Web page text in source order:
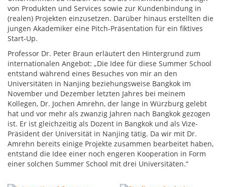
von Produkten und Services sowie zur Kundenbindung in
(realen) Projekten einzusetzen. Darüber hinaus erstellten die
jungen Akademiker eine Pitch-Präsentation für ein fiktives
Start-Up.
Professor Dr. Peter Braun erläutert den Hintergrund zum
internationalen Angebot: „Die Idee für diese Summer School
entstand während eines Besuches von mir an den
Universitäten in Nanjing beziehungsweise Bangkok im
November und Dezember letzten Jahres bei meinem
Kollegen, Dr. Jochen Amrehn, der lange in Würzburg gelebt
hat und vor mehr als zwanzig Jahren nach Bangkok gezogen
ist. Er ist gleichzeitig als Dozent in Bangkok und als Vize-
Präsident der Universität in Nanjing tätig. Da wir mit Dr.
Amrehn bereits einige Projekte zusammen bearbeitet haben,
entstand die Idee einer noch engeren Kooperation in Form
einer solchen Summer School mit drei Universitäten.“